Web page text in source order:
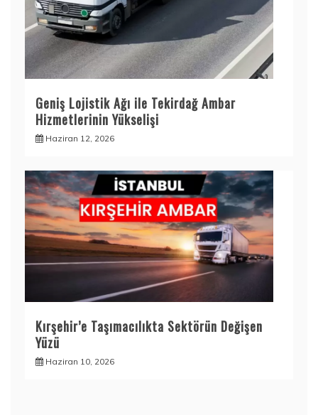
Geniş Lojistik Ağı ile Tekirdağ Ambar
Hizmetlerinin Yükselişi
Haziran 12, 2026
Kırşehir’e Taşımacılıkta Sektörün Değişen
Yüzü
Haziran 10, 2026